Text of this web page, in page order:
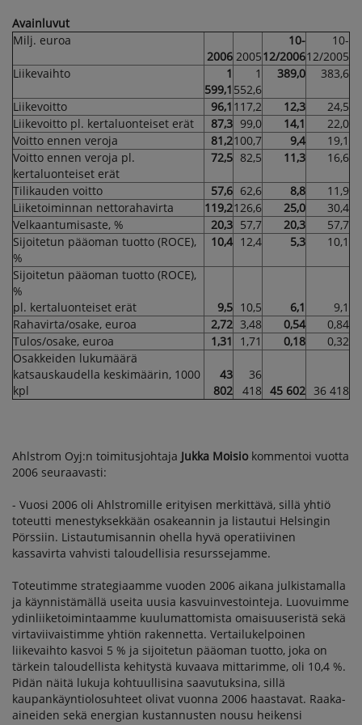
Avainluvut
Milj. euroa
2006 2005
10-
12/2006
10-
12/2005
Liikevaihto
1
599,1
1
552,6
389,0 383,6
Liikevoitto 96,1 117,2 12,3
24,5
Liikevoitto pl. kertaluonteiset erät
87,3 99,0 14,1
22,0
Voitto ennen veroja
81,2100,7 9,4
19,1
Voitto ennen veroja pl.
kertaluonteiset erät
72,5 82,5 11,3 16,6
Tilikauden voitto 57,6 62,6 8,8
11,9
Liiketoiminnan nettorahavirta
119,2126,6 25,0
30,4
Velkaantumisaste, %
20,3 57,7 20,3
57,7
Sijoitetun pääoman tuotto (ROCE),
%
10,4 12,4 5,3 10,1
Sijoitetun pääoman tuotto (ROCE),
%
pl. kertaluonteiset erät
9,5 10,5 6,1
9,1
Rahavirta/osake, euroa
2,72 3,48 0,54
0,84
Tulos/osake, euroa
1,31 1,71 0,18
0,32
Osakkeiden lukumäärä
katsauskaudella keskimäärin, 1000
kpl
43
802
36
418 45 602 36 418
Ahlstrom Oyj:n toimitusjohtaja Jukka Moisio kommentoi vuotta
2006 seuraavasti:
- Vuosi 2006 oli Ahlstromille erityisen merkittävä, sillä yhtiö
toteutti menestyksekkään osakeannin ja listautui Helsingin
Pörssiin. Listautumisannin ohella hyvä operatiivinen
kassavirta vahvisti taloudellisia resurssejamme.
Toteutimme strategiaamme vuoden 2006 aikana julkistamalla
ja käynnistämällä useita uusia kasvuinvestointeja. Luovuimme
ydinliiketoimintaamme kuulumattomista omaisuuseristä sekä
virtaviivaistimme yhtiön rakennetta. Vertailukelpoinen
liikevaihto kasvoi 5 % ja sijoitetun pääoman tuotto, joka on
tärkein taloudellista kehitystä kuvaava mittarimme, oli 10,4 %.
Pidän näitä lukuja kohtuullisina saavutuksina, sillä
kaupankäyntiolosuhteet olivat vuonna 2006 haastavat. Raaka-
aineiden sekä energian kustannusten nousu heikensi